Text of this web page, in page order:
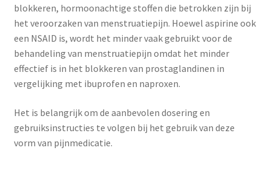
blokkeren, hormoonachtige stoffen die betrokken zijn bij
het veroorzaken van menstruatiepijn. Hoewel aspirine ook
een NSAID is, wordt het minder vaak gebruikt voor de
behandeling van menstruatiepijn omdat het minder
effectief is in het blokkeren van prostaglandinen in
vergelijking met ibuprofen en naproxen.
Het is belangrijk om de aanbevolen dosering en
gebruiksinstructies te volgen bij het gebruik van deze
vorm van pijnmedicatie.